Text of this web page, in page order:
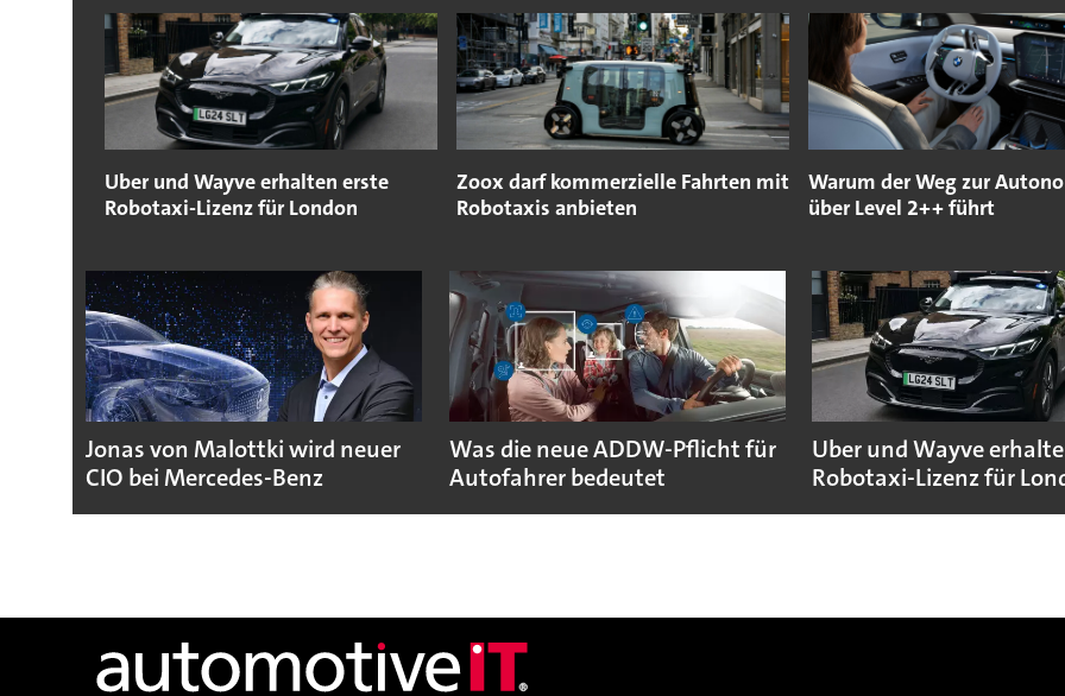
Uber und Wayve erhalten erste
Robotaxi-Lizenz für London
Zoox darf kommerzielle Fahrten mit
Robotaxis anbieten
Warum der Weg zur
über Level 2++ führt
Jonas von Malottki wird neuer
CIO bei Mercedes-Benz
Was die neue ADDW-Pflicht für
Autofahrer bedeutet
Uber und Wayve
Robotaxi-Lizenz für